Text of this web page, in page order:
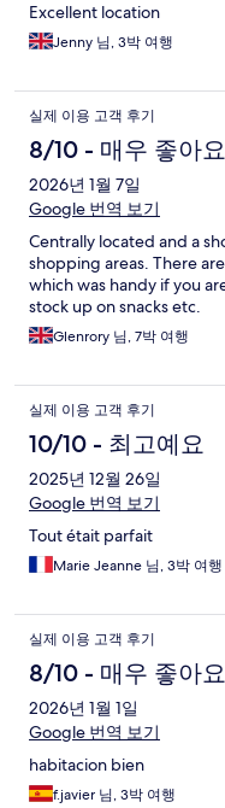
Excellent location
Jenny 님, 3박 여행
실제 이용 고객 후기
8/10 - 매우 좋아요
2026년 1월 7일
Google 번역 보기
Centrally located and a
shopping areas. There
which was handy if you
stock up on snacks etc.
Glenrory 님, 7박 여행
실제 이용 고객 후기
10/10 - 최고예요
2025년 12월 26일
Google 번역 보기
Tout était parfait
Marie Jeanne 님, 3박 여행
실제 이용 고객 후기
8/10 - 매우 좋아요
2026년 1월 1일
Google 번역 보기
habitacion bien
f.javier 님, 3박 여행